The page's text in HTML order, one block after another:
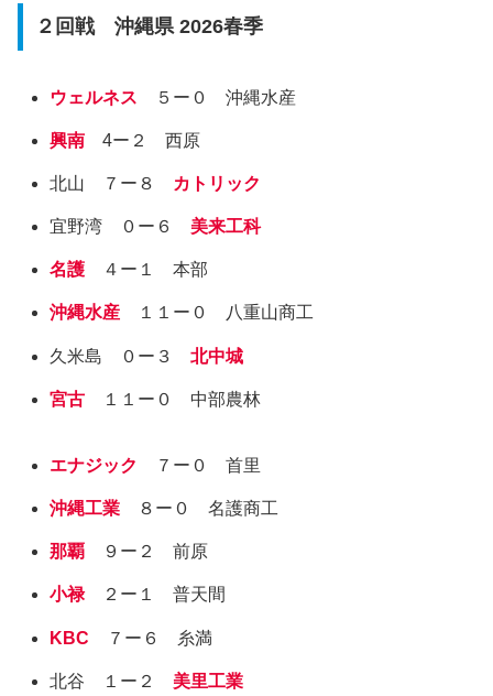
２回戦 沖縄県 2026春季
ウェルネス ５ー０ 沖縄水産
興南 4ー２ 西原
北山 ７ー８ カトリック
宜野湾 ０ー６ 美来工科
名護 ４ー１ 本部
沖縄水産 １１ー０ 八重山商工
久米島 ０ー３北中城
宮古 １１ー０ 中部農林
エナジック ７ー０ 首里
沖縄工業 ８ー０ 名護商工
那覇 ９ー２ 前原
小禄２ー１ 普天間
KBC ７ー６ 糸満
北谷 １ー２ 美里工業